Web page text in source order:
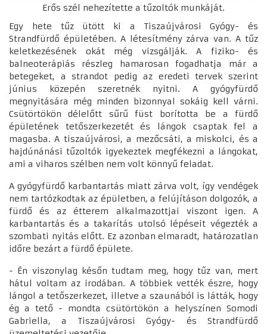
Erős szél nehezítette a tűzoltók munkáját.
Egy hete tűz ütött ki a Tiszaújvárosi Gyógy- és
Strandfürdő épületében. A létesítmény zárva van. A tűz
keletkezésének okát még vizsgálják. A fiziko- és
balneoterápiás részleg hamarosan fogadhatja már a
betegeket, a strandot pedig az eredeti tervek szerint
június közepén szeretnék nyitni. A gyógyfürdő
megnyitására még minden bizonnyal sokáig kell várni.
Csütörtökön délelőtt sűrű füst borította be a fürdő
épületének tetőszerkezetét és lángok csaptak fel a
magasba. A tiszaújvárosi, a mezőcsáti, a miskolci, és a
hajdúnánási tűzoltók igyekeztek megfékezni a lángokat,
ami a viharos szélben nem volt könnyű feladat.
A gyógyfürdő karbantartás miatt zárva volt, így vendégek
nem tartózkodtak az épületben, a felújításon dolgozók, a
fürdő és az étterem alkalmazottjai viszont igen. A
karbantartás és a takarítás utolsó lépéseit végezték a
szombati nyitás előtt. Ez azonban elmaradt, határozatlan
időre bezárt a fürdő épülete.
- Én viszonylag későn tudtam meg, hogy tűz van, mert
hátul voltam az irodában. A többiek vették észre, hogy
lángol a tetőszerkezet, illetve a szaunából is látták, hogy
ég a tető - mondta csütörtökön a helyszínen Somodi
Gabriella, a Tiszaújvárosi Gyógy- és Strandfürdő